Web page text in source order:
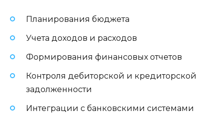
Планирования бюджета
Учета доходов и расходов
Формирования финансовых отчетов
Контроля дебиторской и кредиторской
задолженности
Интеграции с банковскими системами